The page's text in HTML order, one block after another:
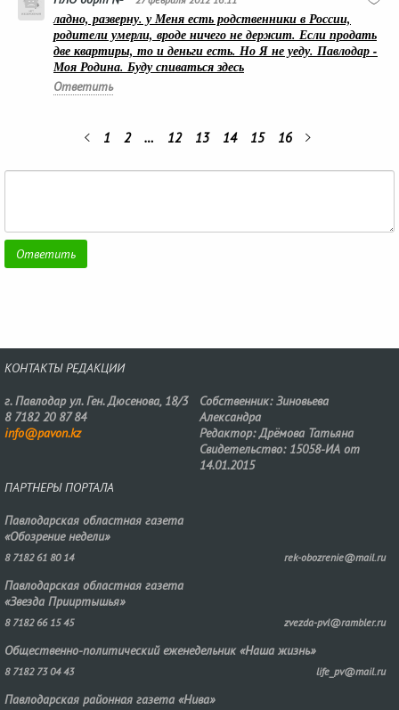
ладно, разверну. у Меня есть родственники в России,
родители умерли, вроде ничего не держит. Если продать
две квартиры, то и деньги есть. Но Я не уеду. Павлодар -
Моя Родина. Буду спиваться здесь
Ответить
1 2 … 12 13 14 15 16
КОНТАКТЫ РЕДАКЦИИ
г. Павлодар ул. Ген. Дюсенова, 18/3
8 7182 20 87 84
info@pavon.kz
Собственник: Зиновьева
Александра
Редактор: Дрёмова Татьяна
Свидетельство: 15058-ИА от
14.01.2015
ПАРТНЕРЫ ПОРТАЛА
Павлодарская областная газета
«Обозрение недели»
8 7182 61 80 14 rek-obozrenie@mail.ru
Павлодарская областная газета
«Звезда Прииртышья»
8 7182 66 15 45 zvezda-pvl@rambler.ru
Общественно-политический еженедельник «Наша жизнь»
8 7182 73 04 43 life_pv@mail.ru
Павлодарская районная газета «Нива»